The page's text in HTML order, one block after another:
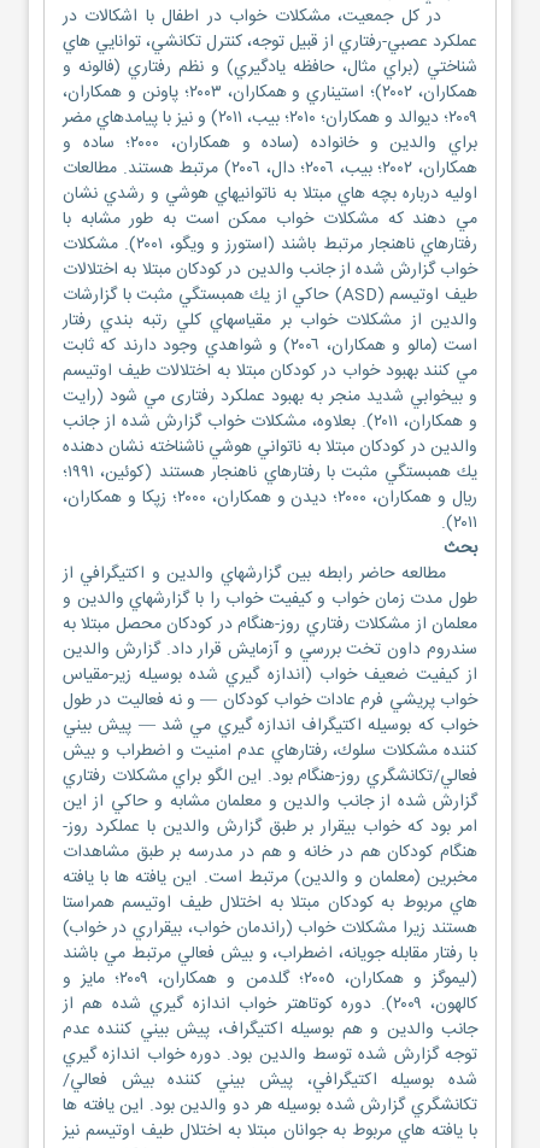
در كل جمعيت، مشكلات خواب در اطفال با اشكالات در
عملكرد عصبي-رفتاري از قبيل توجه، كنترل تكانشي، توانايي هاي
شناختي (براي مثال، حافظه يادگيري) و نظم رفتاري (فالونه و
همكاران، ٢٠٠٢)؛ استيناري و همكاران، ٢٠٠٣؛ پاونن و همكاران،
٢٠٠٩؛ ديوالد و همكاران؛ ٢٠١٠؛ بيب، ٢٠١١) و نيز با پيامدهاي مضر
براي والدين و خانواده (ساده و همكاران، ٢٠٠٠؛ ساده و
همكاران، ٢٠٠٢؛ بيب، ٢٠٠٦؛ دال، ٢٠٠٦) مرتبط هستند. مطالعات
اوليه درباره بچه هاي مبتلا به ناتوانيهاي هوشي و رشدي نشان
مي دهند كه مشكلات خواب ممكن است به طور مشابه با
رفتارهاي ناهنجار مرتبط باشند (استورز و ويگو، ٢٠٠١). مشكلات
خواب گزارش شده از جانب والدين در كودكان مبتلا به اختلالات
طیف اوتيسم (ASD) حاكي از يك همبستگي مثبت با گزارشات
والدين از مشكلات خواب بر مقياسهاي كلي رتبه بندي رفتار
است (مالو و همكاران، ٢٠٠٦) و شواهدي وجود دارند كه ثابت
مي كنند بهبود خواب در كودكان مبتلا به اختلالات طيف اوتيسم
و بيخوابي شديد منجر به بهبود عملكرد رفتاری مي شود (رايت
و همكاران، ٢٠١١). بعلاوه، مشكلات خواب گزارش شده از جانب
والدين در كودكان مبتلا به ناتواني هوشي ناشناخته نشان دهنده
يك همبستگي مثبت با رفتارهاي ناهنجار هستند (كوئين، ١٩٩١؛
ريال و همكاران، ٢٠٠٠؛ ديدن و همكاران، ٢٠٠٠؛ زپكا و همكاران،
٢٠١١).
بحث
مطالعه حاضر رابطه بين گزارشهاي والدين و اكتيگرافي از
طول مدت زمان خواب و كيفيت خواب را با گزارشهاي والدين و
معلمان از مشكلات رفتاري روز-هنگام در كودكان محصل مبتلا به
سندروم داون تخت بررسي و آزمايش قرار داد. گزارش والدين
از كيفيت ضعيف خواب (اندازه گيري شده بوسيله زير-مقياس
خواب پريشي فرم عادات خواب كودكان — و نه فعاليت در طول
خواب كه بوسيله اكتيگراف اندازه گيري مي شد — پيش بيني
كننده مشكلات سلوك، رفتارهاي عدم امنيت و اضطراب و بيش
فعالي/تكانشگري روز-هنگام بود. اين الگو براي مشكلات رفتاري
گزارش شده از جانب والدين و معلمان مشابه و حاكي از اين
امر بود كه خواب بيقرار بر طبق گزارش والدين با عملكرد روز-
هنگام كودكان هم در خانه و هم در مدرسه بر طبق مشاهدات
مخبرين (معلمان و والدين) مرتبط است. اين يافته ها با يافته
هاي مربوط به كودكان مبتلا به اختلال طيف اوتيسم همراستا
هستند زيرا مشكلات خواب (راندمان خواب، بيقراري در خواب)
با رفتار مقابله جويانه، اضطراب، و بيش فعالي مرتبط مي باشند
(ليموگز و همكاران، ٢٠٠٥؛ گلدمن و همكاران، ٢٠٠٩؛ مايز و
كالهون، ٢٠٠٩). دوره كوتاهتر خواب اندازه گيري شده هم از
جانب والدين و هم بوسيله اكتيگراف، پيش بيني كننده عدم
توجه گزارش شده توسط والدين بود. دوره خواب اندازه گيري
شده بوسيله اكتيگرافي، پيش بيني كننده بيش فعالي/
تكانشگري گزارش شده بوسيله هر دو والدين بود. اين يافته ها
با يافته هاي مربوط به جوانان مبتلا به اختلال طيف اوتيسم نیز